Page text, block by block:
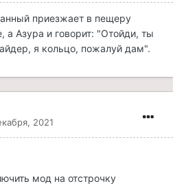
приезжает в пещеру
а Азура и говорит: "Отойди, ты
я кольцо, пожалуй дам".
2021
мод на отстрочку